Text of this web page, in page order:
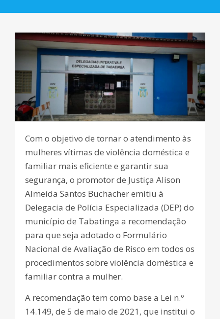
Com o objetivo de tornar o atendimento às
mulheres vítimas de violência doméstica e
familiar mais eficiente e garantir sua
segurança, o promotor de Justiça Alison
Almeida Santos Buchacher emitiu à
Delegacia de Polícia Especializada (DEP) do
município de Tabatinga a recomendação
para que seja adotado o Formulário
Nacional de Avaliação de Risco em todos os
procedimentos sobre violência doméstica e
familiar contra a mulher.
A recomendação tem como base a Lei n.º
14.149, de 5 de maio de 2021, que institui o